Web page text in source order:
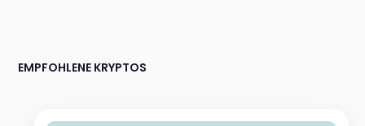
EMPFOHLENE KRYPTOS